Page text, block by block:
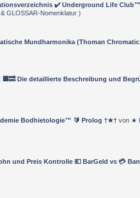
✔️ Underground Life Club™
GLOSSAR-Nomenklatur)
Mundharmonika (Thoman
Die detaillierte Beschreibung und
Bodhietologie™ 🔰 Prolog †★†von ★
und Preis Kontrolle 💶 BarGeld vs 💳